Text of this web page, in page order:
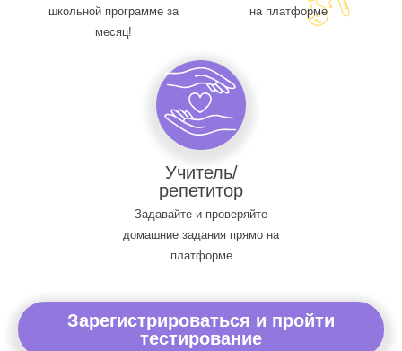
школьной программе за
месяц!
на платформе
Учитель/
репетитор
Задавайте и проверяйте
домашние задания прямо на
платформе
Зарегистрироваться и пройти
тестирование